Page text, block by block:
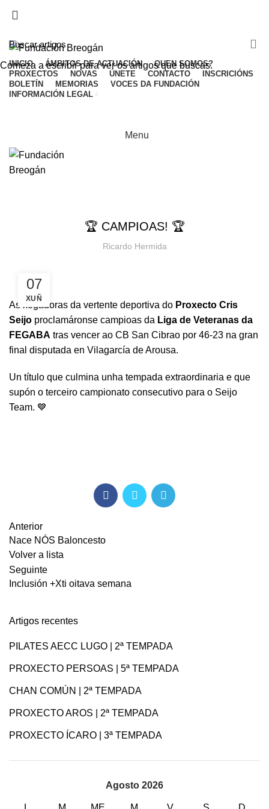
INICIO ÁMBITOS DE ACTUACIÓN
QUEN SOMOS?
PROXECTOS
NOVAS ÚNETE CONTACTO
INSCRICIÓNS
BOLETÍN
MEMORIAS
VOCES DA FUNDACIÓN
INFORMACIÓN LEGAL
Menu
🏆 CAMPIOAS! 🏆
Ricardo Hermida
07
XUÑ
As xogadoras da vertente deportiva do Proxecto Cris
Seijo proclamáronse campioas da Liga de Veteranas da
FEGABA tras vencer ao CB San Cibrao por 46-23 na gran
final disputada en Vilagarcía de Arousa.
Un título que culmina unha tempada extraordinaria e que
supón o terceiro campionato consecutivo para o Seijo
Team. 💙
Anterior
Nace NÓS Baloncesto
Volver a lista
Seguinte
Inclusión +Xti oitava semana
Artigos recentes
PILATES AECC LUGO | 2ª TEMPADA
PROXECTO PERSOAS | 5ª TEMPADA
CHAN COMÚN | 2ª TEMPADA
PROXECTO AROS | 2ª TEMPADA
PROXECTO ÍCARO | 3ª TEMPADA
Agosto 2026
Comeza a escribir para ver os artigos que buscas.